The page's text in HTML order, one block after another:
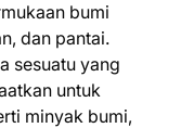
bumi
dan pantai.
sesuatu yang
untuk
minyak bumi,